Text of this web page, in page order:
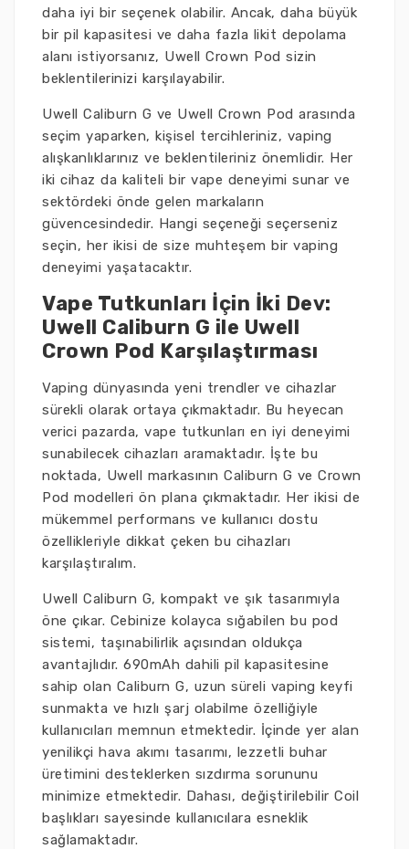
daha iyi bir seçenek olabilir. Ancak, daha büyük
bir pil kapasitesi ve daha fazla likit depolama
alanı istiyorsanız, Uwell Crown Pod sizin
beklentilerinizi karşılayabilir.
Uwell Caliburn G ve Uwell Crown Pod arasında
seçim yaparken, kişisel tercihleriniz, vaping
alışkanlıklarınız ve beklentileriniz önemlidir. Her
iki cihaz da kaliteli bir vape deneyimi sunar ve
sektördeki önde gelen markaların
güvencesindedir. Hangi seçeneği seçerseniz
seçin, her ikisi de size muhteşem bir vaping
deneyimi yaşatacaktır.
Vape Tutkunları İçin İki Dev:
Uwell Caliburn G ile Uwell
Crown Pod Karşılaştırması
Vaping dünyasında yeni trendler ve cihazlar
sürekli olarak ortaya çıkmaktadır. Bu heyecan
verici pazarda, vape tutkunları en iyi deneyimi
sunabilecek cihazları aramaktadır. İşte bu
noktada, Uwell markasının Caliburn G ve Crown
Pod modelleri ön plana çıkmaktadır. Her ikisi de
mükemmel performans ve kullanıcı dostu
özellikleriyle dikkat çeken bu cihazları
karşılaştıralım.
Uwell Caliburn G, kompakt ve şık tasarımıyla
öne çıkar. Cebinize kolayca sığabilen bu pod
sistemi, taşınabilirlik açısından oldukça
avantajlıdır. 690mAh dahili pil kapasitesine
sahip olan Caliburn G, uzun süreli vaping keyfi
sunmakta ve hızlı şarj olabilme özelliğiyle
kullanıcıları memnun etmektedir. İçinde yer alan
yenilikçi hava akımı tasarımı, lezzetli buhar
üretimini desteklerken sızdırma sorununu
minimize etmektedir. Dahası, değiştirilebilir Coil
başlıkları sayesinde kullanıcılara esneklik
sağlamaktadır.